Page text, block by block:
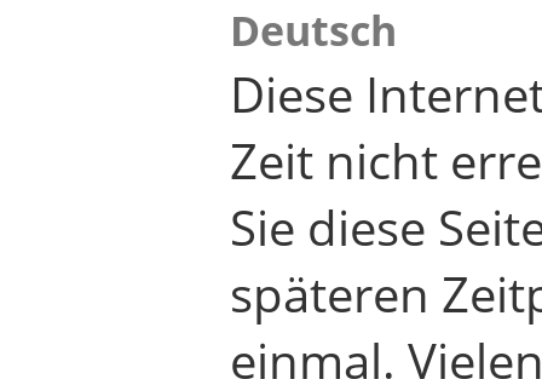
Deutsch
Diese
Zeit nicht
Sie diese
späteren
einmal.